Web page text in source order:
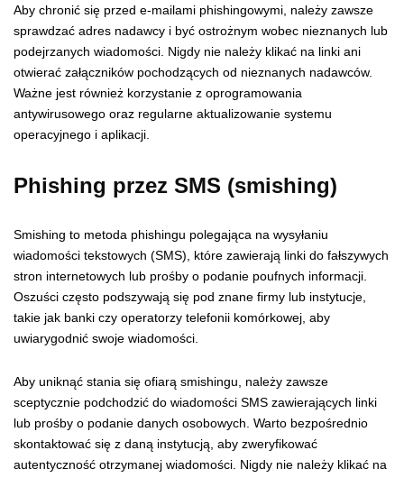
Aby chronić się przed e-mailami phishingowymi, należy zawsze
sprawdzać adres nadawcy i być ostrożnym wobec nieznanych lub
podejrzanych wiadomości. Nigdy nie należy klikać na linki ani
otwierać załączników pochodzących od nieznanych nadawców.
Ważne jest również korzystanie z oprogramowania
antywirusowego oraz regularne aktualizowanie systemu
operacyjnego i aplikacji.
Phishing przez SMS (smishing)
Smishing to metoda phishingu polegająca na wysyłaniu
wiadomości tekstowych (SMS), które zawierają linki do fałszywych
stron internetowych lub prośby o podanie poufnych informacji.
Oszuści często podszywają się pod znane firmy lub instytucje,
takie jak banki czy operatorzy telefonii komórkowej, aby
uwiarygodnić swoje wiadomości.
Aby uniknąć stania się ofiarą smishingu, należy zawsze
sceptycznie podchodzić do wiadomości SMS zawierających linki
lub prośby o podanie danych osobowych. Warto bezpośrednio
skontaktować się z daną instytucją, aby zweryfikować
autentyczność otrzymanej wiadomości. Nigdy nie należy klikać na